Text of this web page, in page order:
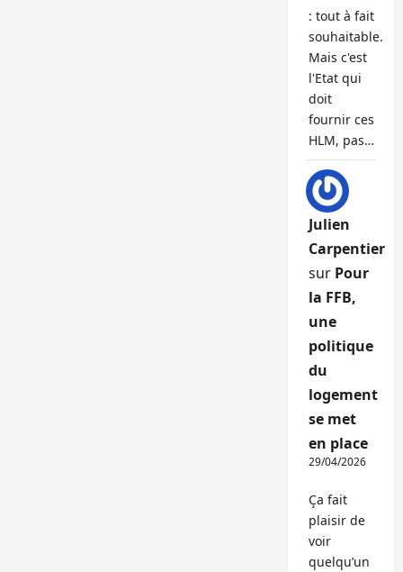
: tout à fait
souhaitable.
Mais c'est
l'Etat qui
doit
fournir ces
HLM, pas…
Julien
Carpentier
sur Pour
la FFB,
une
politique
du
logement
se met
en place
29/04/2026
Ça fait
plaisir de
voir
quelqu’un